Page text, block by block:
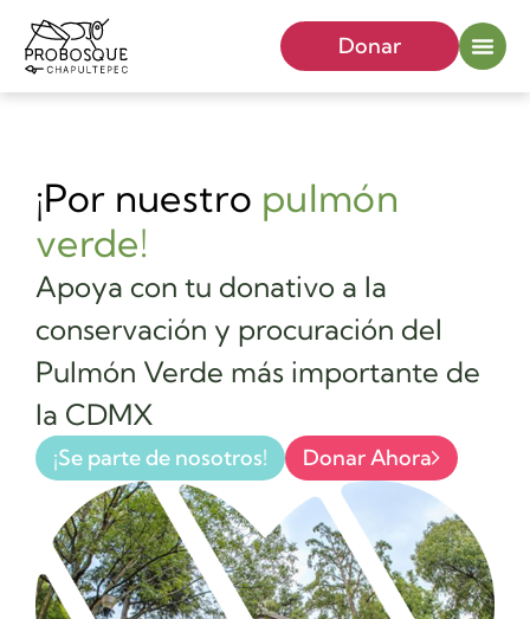
Donar
¡Por nuestro pulmón
verde!
Apoya con tu donativo a la
conservación y procuración del
Pulmón Verde más importante de
la CDMX
¡Se parte de nosotros! Donar Ahora